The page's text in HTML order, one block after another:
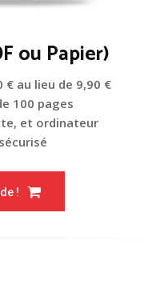
ou Papier)
€ au lieu de 9,90 €
100 pages
et ordinateur
!